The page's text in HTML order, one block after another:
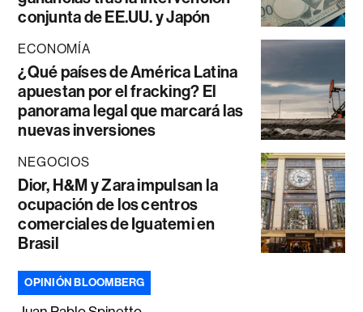
conjunta de EE.UU. y Japón
ECONOMÍA
¿Qué países de América Latina
apuestan por el fracking? El
panorama legal que marcará las
nuevas inversiones
NEGOCIOS
Dior, H&M y Zara impulsan la
ocupación de los centros
comerciales de Iguatemi en
Brasil
OPINIÓN BLOOMBERG